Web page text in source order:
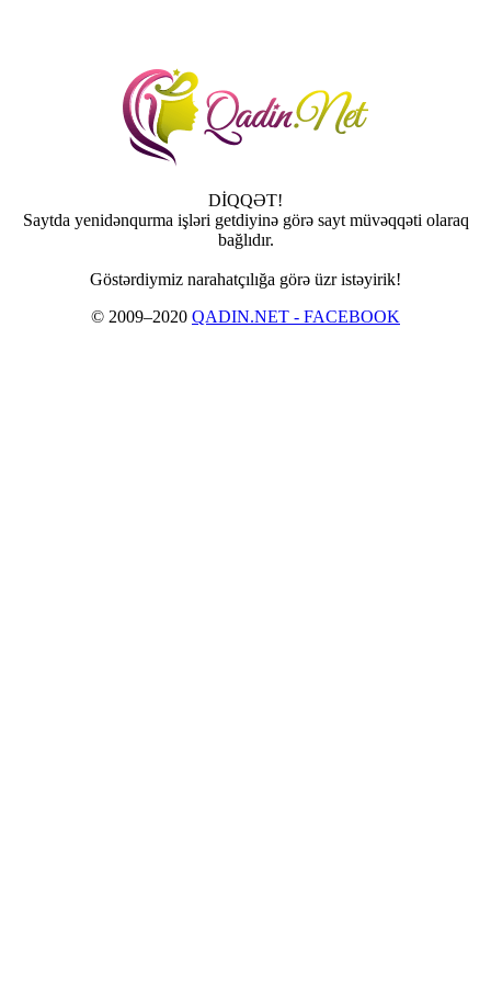
DİQQƏT!
Saytda yenidənqurma işləri getdiyinə görə sayt müvəqqəti olaraq
bağlıdır.
Göstərdiymiz narahatçılığa görə üzr istəyirik!
© 2009–2020 QADIN.NET - FACEBOOK